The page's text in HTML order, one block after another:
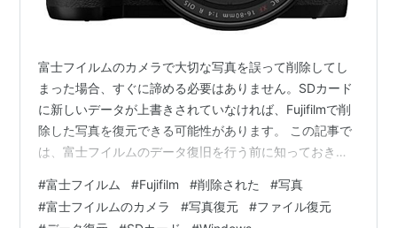
富士フイルムのカメラで大切な写真を誤って削除してし
まった場合、すぐに諦める必要はありません。SDカード
に新しいデータが上書きされていなければ、Fujifilmで削
除した写真を復元できる可能性があります。 この記事で
は、富士フイルムのデータ復旧を行う前に知っておきた
のか、そしてデジカメで削除した写真を復元する5つの方
法を紹介します。バックアップがない場合でも、
#富士フイルム #Fujifilm #削除された #写真
#富士フイルムのカメラ #写真復元 #ファイル復元